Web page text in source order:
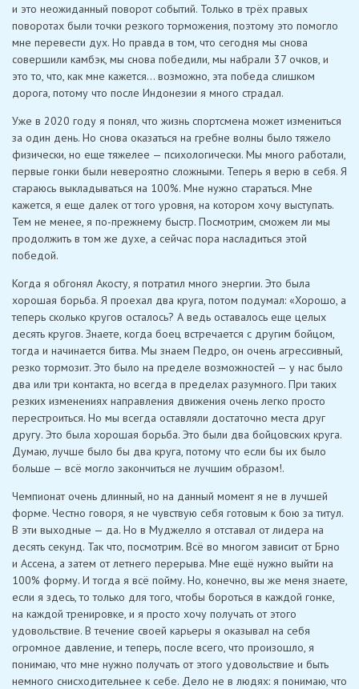
и это неожиданный поворот событий. Только в трёх правых
поворотах были точки резкого торможения, поэтому это помогло
мне перевести дух. Но правда в том, что сегодня мы снова
совершили камбэк, мы снова победили, мы набрали 37 очков, и
это то, что, как мне кажется… возможно, эта победа слишком
дорога, потому что после Индонезии я много страдал.
Уже в 2020 году я понял, что жизнь спортсмена может измениться
за один день. Но снова оказаться на гребне волны было тяжело
физически, но еще тяжелее — психологически. Мы много работали,
первые гонки были невероятно сложными. Теперь я верю в себя. Я
стараюсь выкладываться на 100%. Мне нужно стараться. Мне
кажется, я еще далек от того уровня, на котором хочу выступать.
Тем не менее, я по-прежнему быстр. Посмотрим, сможем ли мы
продолжить в том же духе, а сейчас пора насладиться этой
победой.
Когда я обгонял Акосту, я потратил много энергии. Это была
хорошая борьба. Я проехал два круга, потом подумал: «Хорошо, а
теперь сколько кругов осталось? А ведь оставалось еще целых
десять кругов. Знаете, когда боец ​​встречается с другим бойцом,
тогда и начинается битва. Мы знаем Педро, он очень агрессивный,
резко тормозит. Это было на пределе возможностей — у нас было
два или три контакта, но всегда в пределах разумного. При таких
резких изменениях направления движения очень легко просто
перестроиться. Но мы всегда оставляли достаточно места друг
другу. Это была хорошая борьба. Это были два бойцовских круга.
Думаю, лучше было бы два круга, потому что если бы их было
больше — всё могло закончиться не лучшим образом!.
Чемпионат очень длинный, но на данный момент я не в лучшей
форме. Честно говоря, я не чувствую себя готовым к бою за титул.
В эти выходные — да. Но в Муджелло я отставал от лидера на
десять секунд. Так что, посмотрим. Всё во многом зависит от Брно
и Ассена, а затем от летнего перерыва. Мне ещё нужно выйти на
100% форму. И тогда я всё пойму. Но, конечно, вы же меня знаете,
если я здесь, то только для того, чтобы бороться в каждой гонке,
на каждой тренировке, и я просто хочу получать от этого
удовольствие. В течение своей карьеры я оказывал на себя
огромное давление, и теперь, после всего, что произошло, я
понимаю, что мне нужно получать от этого удовольствие и быть
немного снисходительнее к себе. Дело не в людях: я понимаю, что